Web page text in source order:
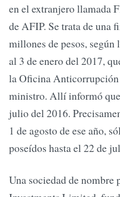
en el extranjero llamada
de AFIP. Se trata de una
millones de pesos,
al 3 de enero del 2017,
la Oficina
ministro. Allí informó
julio del 2016.
1 de agosto de ese año,
poseídos hasta el 22 de
Una sociedad de